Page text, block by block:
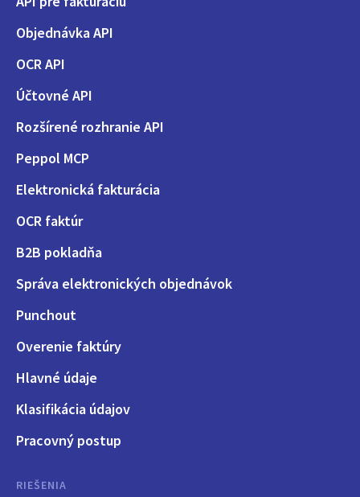
Objednávka API
OCR API
Účtovné API
Rozšírené rozhranie API
Peppol MCP
Elektronická fakturácia
OCR faktúr
B2B pokladňa
Správa elektronických objednávok
Punchout
Overenie faktúry
Hlavné údaje
Klasifikácia údajov
Pracovný postup
RIEŠENIA